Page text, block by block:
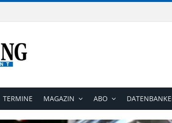
TERMINE MAGAZIN ABO